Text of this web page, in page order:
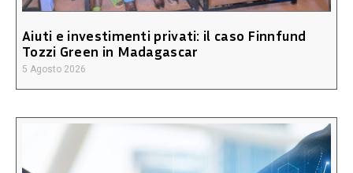
Aiuti e investimenti privati: il caso Finnfund
Tozzi Green in Madagascar
5 Agosto 2026